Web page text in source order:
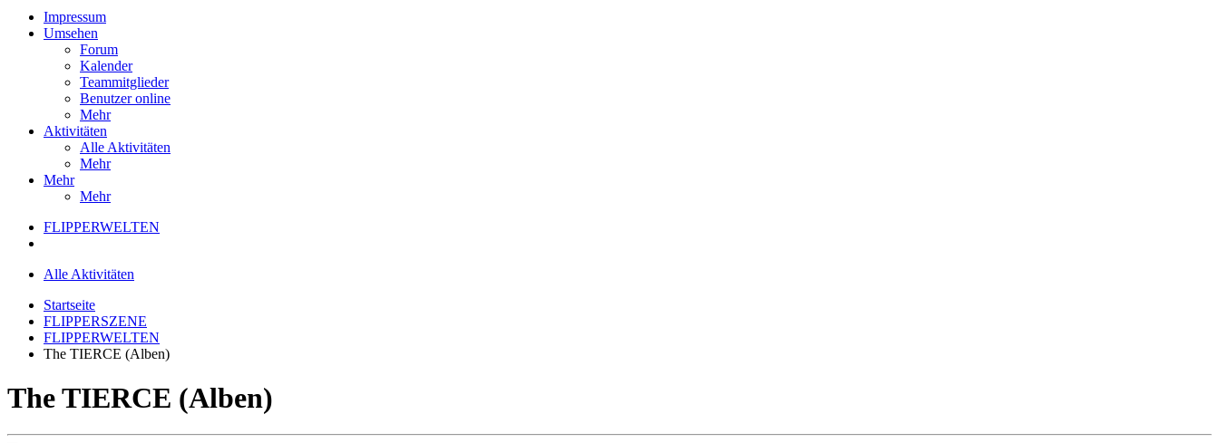
Impressum
Umsehen
Forum
Kalender
Teammitglieder
Benutzer online
Mehr
Aktivitäten
Alle Aktivitäten
Mehr
Mehr
Mehr
FLIPPERWELTEN
Alle Aktivitäten
Startseite
FLIPPERSZENE
FLIPPERWELTEN
The TIERCE (Alben)
The TIERCE (Alben)